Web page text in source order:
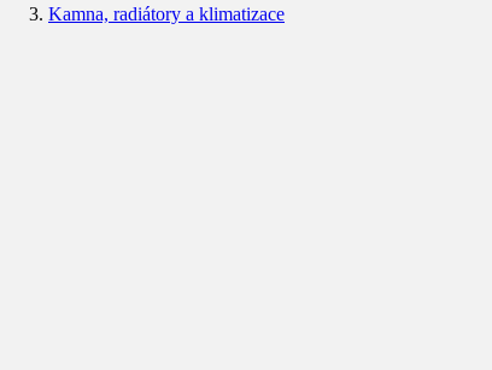
Kamna, radiátory a klimatizace